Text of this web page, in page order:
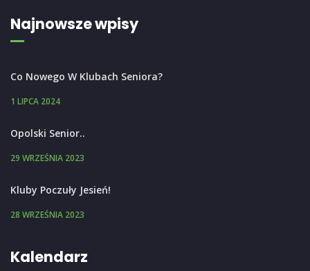
Najnowsze wpisy
Co Nowego W Klubach Seniora?
1 LIPCA 2024
Opolski Senior..
29 WRZEŚNIA 2023
Kluby Poczuły Jesień!
28 WRZEŚNIA 2023
Kalendarz